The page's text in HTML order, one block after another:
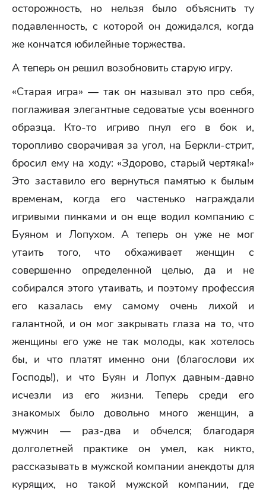
осторожность, но нельзя было объяснить ту
подавленность, с которой он дожидался, когда
же кончатся юбилейные торжества.
А теперь он решил возобновить старую игру.
«Старая игра» — так он называл это про себя,
поглаживая элегантные седоватые усы военного
образца. Кто-то игриво пнул его в бок и,
торопливо сворачивая за угол, на Беркли-стрит,
бросил ему на ходу: «Здорово, старый чертяка!»
Это заставило его вернуться памятью к былым
временам, когда его частенько награждали
игривыми пинками и он еще водил компанию с
Буяном и Лопухом. А теперь он уже не мог
утаить того, что обхаживает женщин с
совершенно определенной целью, да и не
собирался этого утаивать, и поэтому профессия
его казалась ему самому очень лихой и
галантной, и он мог закрывать глаза на то, что
женщины его уже не так молоды, как хотелось
бы, и что платят именно они (благослови их
Господь!), и что Буян и Лопух давным-давно
исчезли из его жизни. Теперь среди его
знакомых было довольно много женщин, а
мужчин — раз-два и обчелся; благодаря
долголетней практике он умел, как никто,
рассказывать в мужской компании анекдоты для
курящих, но такой мужской компании, где